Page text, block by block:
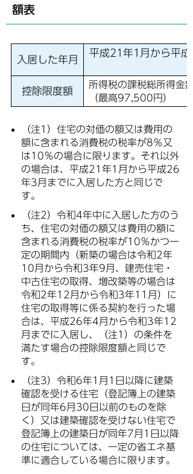
額表
入居した年月
平成21年1月から平成
控除限度額
所得税の課税総所得金
（最高97,500円）
（注1）住宅の対価の額又は費用の
額に含まれる消費税の税率が8％又
は10％の場合に限ります。それ以外
の場合は、平成21年1月から平成26
年3月までに入居した方と同じで
す。
（注2）令和4年中に入居した方のう
ち、住宅の対価の額又は費用の額に
含まれる消費税の税率が10％かつ一
定の期間内（新築の場合は令和2年
10月から令和3年9月、建売住宅・
中古住宅の取得、増改築等の場合は
令和2年12月から令和3年11月）に
住宅の取得等に係る契約を行った場
合は、平成26年4月から令和3年12
月までに入居し、（注1）の条件を
満たす場合の控除限度額と同じで
す。
（注3）令和6年1月1日以降に建築
確認を受ける住宅（登記簿上の建築
日が同年6月30日以前のものを除
く）又は建築確認を受けない住宅で
登記簿上の建築日が同年7月1日以降
の住宅については、一定の省エネ基
準に適合している場合に限ります。